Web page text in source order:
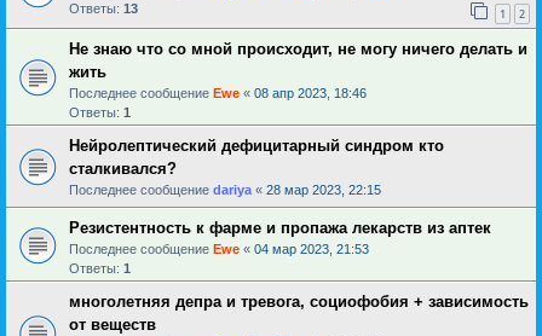
Ответы: 13 1 2
Не знаю что со мной происходит, не могу ничего делать и
жить
Последнее сообщение Ewe « 08 апр 2023, 18:46
Ответы: 1
Нейролептический дефицитарный синдром кто
сталкивался?
Последнее сообщение dariya « 28 мар 2023, 22:15
Резистентность к фарме и пропажа лекарств из аптек
Последнее сообщение Ewe « 04 мар 2023, 21:53
Ответы: 1
многолетняя депра и тревога, социофобия + зависимость
от веществ